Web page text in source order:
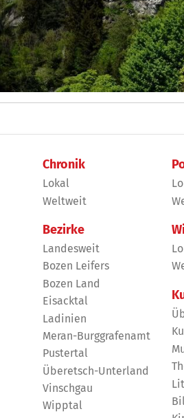
Chronik
Lokal
Weltweit
Bezirke
Landesweit
Bozen Leifers
Bozen Land
Eisacktal
Ladinien
Meran-Burggrafenamt
Pustertal
Überetsch-Unterland
Vinschgau
Wipptal